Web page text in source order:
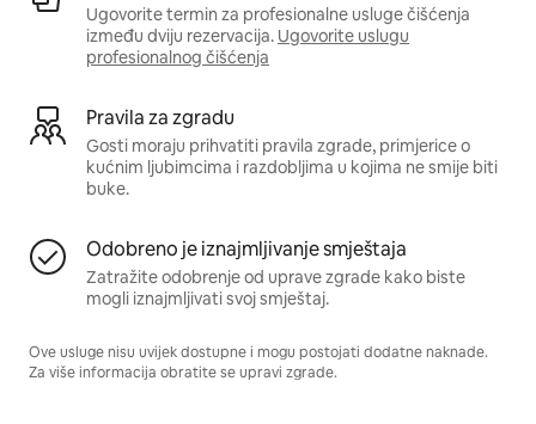
Ugovorite termin za profesionalne usluge čišćenja
između dviju rezervacija. Ugovorite uslugu
profesionalnog čišćenja
Pravila za zgradu
Gosti moraju prihvatiti pravila zgrade, primjerice o
kućnim ljubimcima i razdobljima u kojima ne smije biti
buke.
Odobreno je iznajmljivanje smještaja
Zatražite odobrenje od uprave zgrade kako biste
mogli iznajmljivati svoj smještaj.
Ove usluge nisu uvijek dostupne i mogu postojati dodatne naknade.
Za više informacija obratite se upravi zgrade.